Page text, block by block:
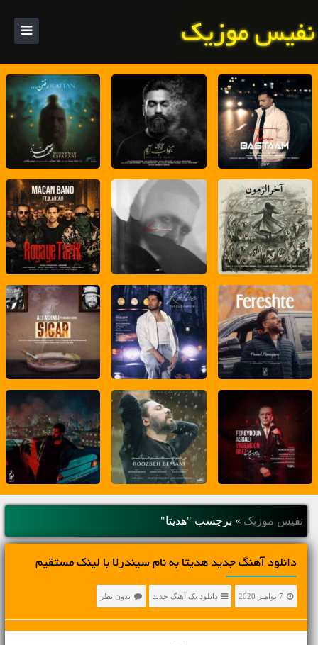
نفیس موزیک » برچسب "هدیتا"
دانلود آهنگ جديد هدیتا به نام سیندرلا با لینک مستقیم
7 نوامبر 2020 دانلود تک آهنگ جدید بدون نظر